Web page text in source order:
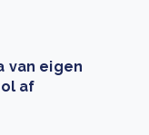
van eigen
af